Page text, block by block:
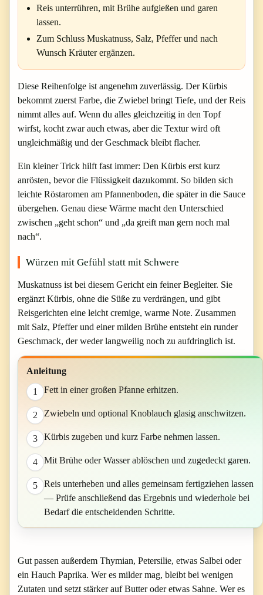
Reis unterrühren, mit Brühe aufgießen und garen
lassen.
Zum Schluss Muskatnuss, Salz, Pfeffer und nach
Wunsch Kräuter ergänzen.
Diese Reihenfolge ist angenehm zuverlässig. Der Kürbis
bekommt zuerst Farbe, die Zwiebel bringt Tiefe, und der Reis
nimmt alles auf. Wenn du alles gleichzeitig in den Topf
wirfst, kocht zwar auch etwas, aber die Textur wird oft
ungleichmäßig und der Geschmack bleibt flacher.
Ein kleiner Trick hilft fast immer: Den Kürbis erst kurz
anrösten, bevor die Flüssigkeit dazukommt. So bilden sich
leichte Röstaromen am Pfannenboden, die später in die Sauce
übergehen. Genau diese Wärme macht den Unterschied
zwischen „geht schon“ und „da greift man gern noch mal
nach“.
Würzen mit Gefühl statt mit Schwere
Muskatnuss ist bei diesem Gericht ein feiner Begleiter. Sie
ergänzt Kürbis, ohne die Süße zu verdrängen, und gibt
Reisgerichten eine leicht cremige, warme Note. Zusammen
mit Salz, Pfeffer und einer milden Brühe entsteht ein runder
Geschmack, der weder langweilig noch zu aufdringlich ist.
Anleitung
1 Fett in einer großen Pfanne erhitzen.
2 Zwiebeln und optional Knoblauch glasig anschwitzen.
3 Kürbis zugeben und kurz Farbe nehmen lassen.
4 Mit Brühe oder Wasser ablöschen und zugedeckt garen.
5
Reis unterheben und alles gemeinsam fertigziehen lassen
— Prüfe anschließend das Ergebnis und wiederhole bei
Bedarf die entscheidenden Schritte.
Gut passen außerdem Thymian, Petersilie, etwas Salbei oder
ein Hauch Paprika. Wer es milder mag, bleibt bei wenigen
Zutaten und setzt stärker auf Butter oder etwas Sahne. Wer es